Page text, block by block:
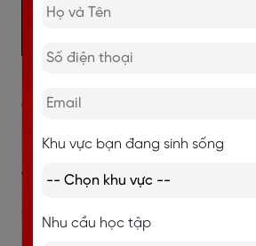
Chủ đề 4: Chủ đề động
“What kind of pets do you like
thích động vật nào nhất? Tại sao?
Of all pets, cats are my favorite
reasons. First of all, cats are cute.
Khu vực bạn đang sinh sống
Nhu cầu học tập